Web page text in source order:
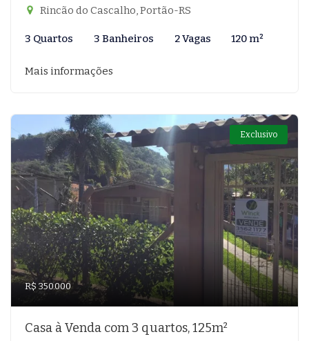
Rincão do Cascalho, Portão-RS
3 Quartos 3 Banheiros 2 Vagas 120 m²
Mais informações
Exclusivo
R$ 350.000
Casa à Venda com 3 quartos, 125m²